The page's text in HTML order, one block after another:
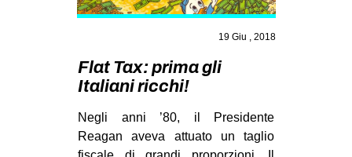
GAZA FREESTYLE
CSOA LAMBRETTA
MSM
STUDENTI TSUNAMI
ZAM
19 Giu , 2018
Flat Tax: prima gli
Italiani ricchi!
Negli anni ’80, il Presidente
Reagan aveva attuato un taglio